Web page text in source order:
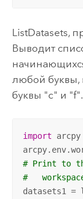
ListDatasets,
Выводит
любой
буквы "c" и "f".
import arcpy
# Print to
#
datasets1